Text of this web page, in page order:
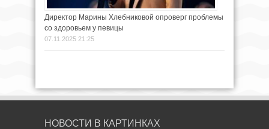
Директор Марины Хлебниковой опроверг проблемы
со здоровьем у певицы
07.11.2025 21:25
НОВОСТИ В КАРТИНКАХ